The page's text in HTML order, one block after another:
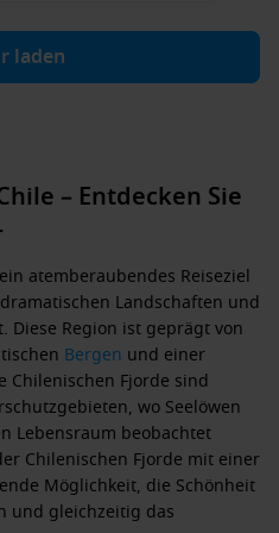
laden
– Entdecken Sie
atemberaubendes Reiseziel
Landschaften und
Region ist geprägt von
Bergen und einer
Chilenischen Fjorde sind
wo Seelöwen
Lebensraum beobachtet
Chilenischen Fjorde mit einer
Möglichkeit, die Schönheit
und gleichzeitig das